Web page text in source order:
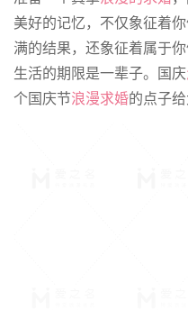
美好的记忆，不仅象征着
满的结果，还象征着属于
生活的期限是一辈子。国庆
个国庆节浪漫求婚的点子给